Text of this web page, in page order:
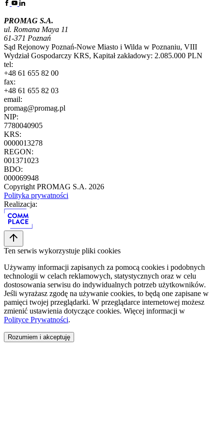
PROMAG S.A.
ul. Romana Maya 11
61-371 Poznań
Sąd Rejonowy Poznań-Nowe Miasto i Wilda w Poznaniu, VIII
Wydział Gospodarczy KRS, Kapitał zakładowy: 2.085.000 PLN
tel:
+48 61 655 82 00
fax:
+48 61 655 82 03
email:
promag@promag.pl
NIP:
7780040905
KRS:
0000013278
REGON:
001371023
BDO:
000069948
Copyright PROMAG S.A. 2026
Polityka prywatności
Realizacja:
Ten serwis wykorzystuje pliki cookies
Używamy informacji zapisanych za pomocą cookies i podobnych
technologii w celach reklamowych, statystycznych oraz w celu
dostosowania serwisu do indywidualnych potrzeb użytkowników.
Jeśli wyrażasz zgodę na używanie cookies, to będą one zapisane w
pamięci twojej przeglądarki. W przeglądarce internetowej możesz
zmienić ustawienia dotyczące cookies. Więcej informacji w
Polityce Prywatności.
Rozumiem i akceptuję